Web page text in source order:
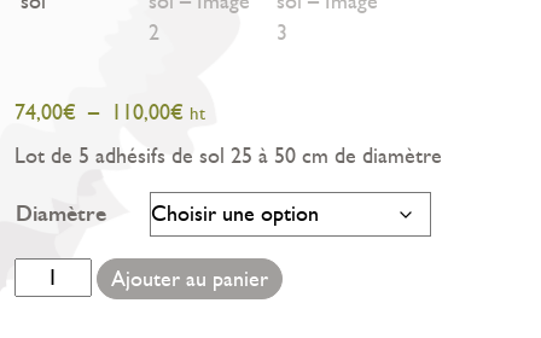
74,00€ – 110,00€ Plage
74,00€
à
110,00€
ht
Lot de 5 adhésifs de sol 25 à 50 cm de diamètre
Diamètre
quantité
de
Ajouter au panier